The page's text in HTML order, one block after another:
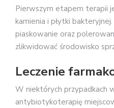
Pierwszym etapem terapii
kamienia i płytki
piaskowanie oraz
zlikwidować środowisko
Leczenie
W niektórych przypadkach
antybiotykoterapię